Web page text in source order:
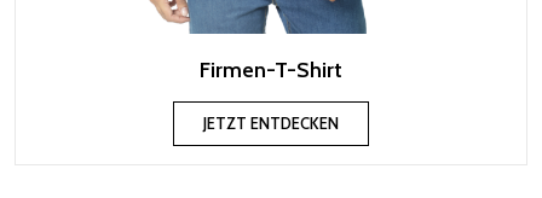
Firmen-T-Shirt
JETZT ENTDECKEN